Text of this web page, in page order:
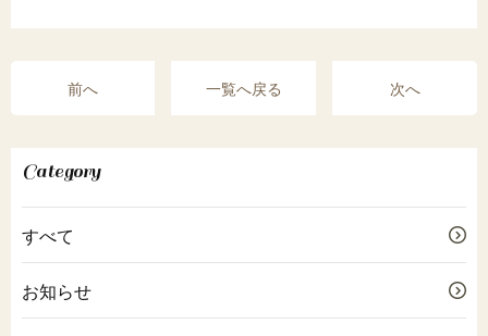
前へ 一覧へ戻る 次へ
Category
すべて
お知らせ